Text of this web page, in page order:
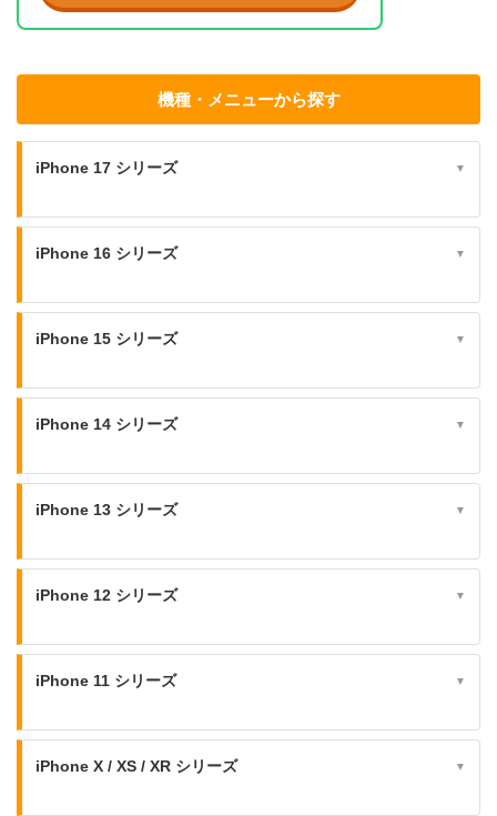
機種・メニューから探す
iPhone 17 シリーズ ▼
iPhone 16 シリーズ ▼
iPhone 15 シリーズ ▼
iPhone 14 シリーズ ▼
iPhone 13 シリーズ ▼
iPhone 12 シリーズ ▼
iPhone 11 シリーズ ▼
iPhone X / XS / XR シリーズ ▼